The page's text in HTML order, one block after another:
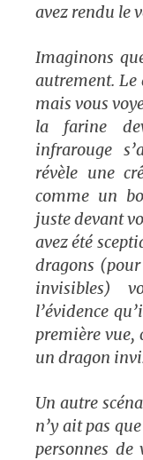
avez rendu le
Imaginons
autrement. Le
mais vous
la farine
infrarouge
révèle une
comme un
juste devant
avez été
dragons
invisibles)
l’évidence
première vue,
un dragon
Un autre
n’y ait pas
personnes de